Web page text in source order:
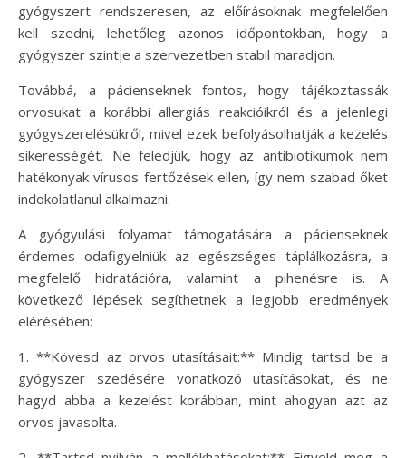
gyógyszert rendszeresen, az előírásoknak megfelelően
kell szedni, lehetőleg azonos időpontokban, hogy a
gyógyszer szintje a szervezetben stabil maradjon.
Továbbá, a pácienseknek fontos, hogy tájékoztassák
orvosukat a korábbi allergiás reakcióikról és a jelenlegi
gyógyszerelésükről, mivel ezek befolyásolhatják a kezelés
sikerességét. Ne feledjük, hogy az antibiotikumok nem
hatékonyak vírusos fertőzések ellen, így nem szabad őket
indokolatlanul alkalmazni.
A gyógyulási folyamat támogatására a pácienseknek
érdemes odafigyelniük az egészséges táplálkozásra, a
megfelelő hidratációra, valamint a pihenésre is. A
következő lépések segíthetnek a legjobb eredmények
elérésében:
1. **Kövesd az orvos utasításait:** Mindig tartsd be a
gyógyszer szedésére vonatkozó utasításokat, és ne
hagyd abba a kezelést korábban, mint ahogyan azt az
orvos javasolta.